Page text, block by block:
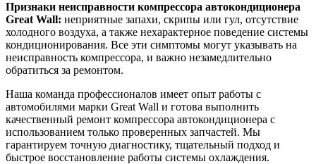
Признаки неисправности компрессора автокондиционера
Great Wall: неприятные запахи, скрипы или гул, отсутствие
холодного воздуха, а также нехарактерное поведение системы
кондиционирования. Все эти симптомы могут указывать на
неисправность компрессора, и важно незамедлительно
обратиться за ремонтом.
Наша команда профессионалов имеет опыт работы с
автомобилями марки Great Wall и готова выполнить
качественный ремонт компрессора автокондиционера с
использованием только проверенных запчастей. Мы
гарантируем точную диагностику, тщательный подход и
быстрое восстановление работы системы охлаждения.